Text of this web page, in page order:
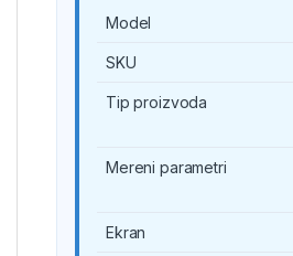
Model
SKU
Tip proizvoda
Mereni parametri
Ekran